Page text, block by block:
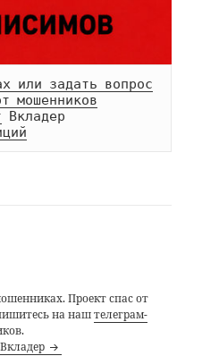
или задать вопрос
мошенников
Проект спас от
на наштелеграм-